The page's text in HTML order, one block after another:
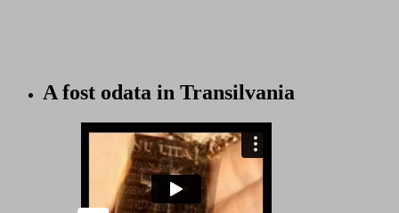
A fost odata in Transilvania